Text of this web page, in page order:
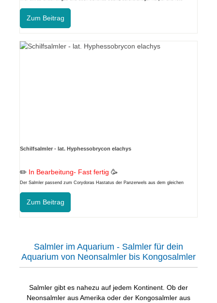
Zum Beitrag
Schilfsalmler - lat. Hyphessobrycon elachys
✏️ In Bearbeitung- Fast fertig 🥳
Der Salmler passend zum Corydoras Hastatus der Panzerwels aus dem gleichen
Zum Beitrag
Salmler im Aquarium - Salmler für dein
Aquarium von Neonsalmler bis Kongosalmler
Salmler gibt es nahezu auf jedem Kontinent. Ob der
Neonsalmler aus Amerika oder der Kongosalmler aus